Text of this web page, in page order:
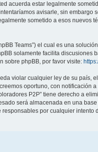
acuerda estar legalmente
avisarle, sin embargo
sometido a esos nuevos
Teams”) el cual es una
solamente facilita discusiones
sobre phpBB, por favor visite:
violar cualquier ley de su país,
oportuno, con notificación
P2P” tiene derecho a
será almacenada en una
por cualquier intento